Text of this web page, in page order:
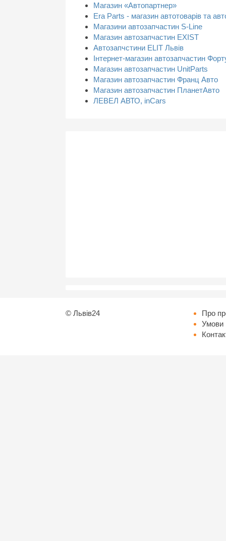
Магазин «Автопартнер»
Era Parts - магазин автотоварів та
Магазини автозапчастин S-Line
Магазин автозапчастин EXIST
Автозапчстини ELIT Львів
Інтернет-магазин автозапчастин
Магазин автозапчастин UnitParts
Магазин автозапчастин Франц Авто
Магазин автозапчастин ПланетАвто
ЛЕВЕЛ АВТО, inCars
© Львів24
Про
Умови